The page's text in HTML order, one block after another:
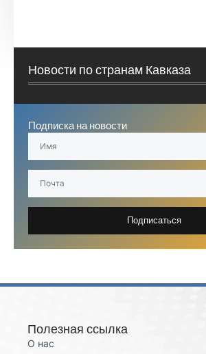
Новости по странам Кавказа
Подписка на новости
Подписаться
Полезная ссылка
О нас